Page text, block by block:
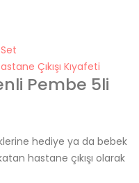
Çıkışı Kıyafeti
Pembe 5li
hediye ya da bebek
hastane çıkışı olarak